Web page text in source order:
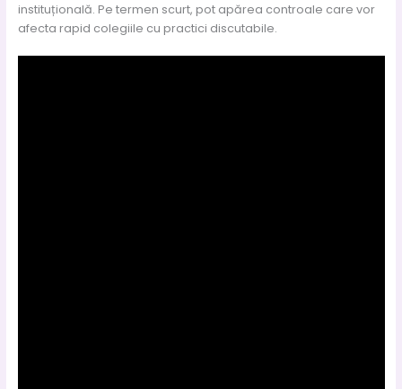
instituțională. Pe termen scurt, pot apărea controale care vor
afecta rapid colegiile cu practici discutabile.